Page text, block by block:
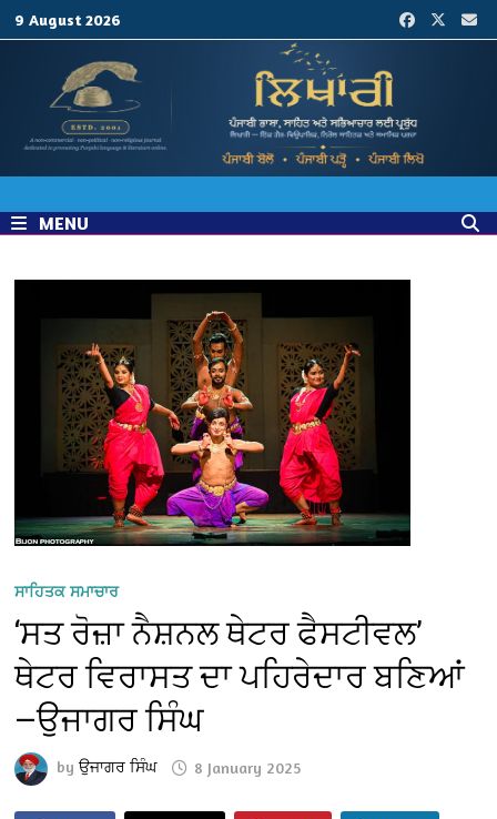
9 August 2026
MENU
ਸਾਹਿਤਕ ਸਮਾਚਾਰ
‘ਸਤ ਰੋਜ਼ਾ ਨੈਸ਼ਨਲ ਥੇਟਰ ਫੈਸਟੀਵਲ’
ਥੇਟਰ ਵਿਰਾਸਤ ਦਾ ਪਹਿਰੇਦਾਰ ਬਣਿਆਂ
—ਉਜਾਗਰ ਸਿੰਘ
byਉਜਾਗਰ ਸਿੰਘ 8 January 2025